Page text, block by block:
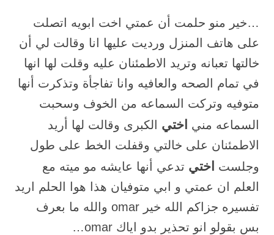
…خير منو حلمت أن عمتي اخت ابويه اتصلت
على هاتف المنزل ورديت عليها انا وقالت لي أن
خالتها تعبانه وتريد الاطمئنان عليه وقلت لها انها
في تمام الصحه والعافيه وانا تفاجأة وتذكرت أنها
متوفيه وتركت السماعه من الخوف وسحبت
السماعه مني اختي الكبرى وقالت لها أريد
الاطمئنان على خالتي وقفلت الخط على طول
وجلست اختي تدعي أنها عايشه مو ميته مع
العلم ان عمتي و ابي متوفيان هذا هوا الحلم اريد
تفسيره جزاكم الله خير omar والله ما بعرف
بس بقولو انو تحذير بدو اياك omar…